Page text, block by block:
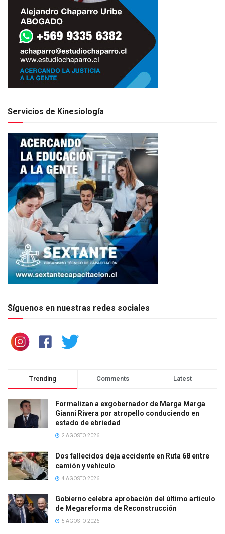
Servicios de Kinesiología
Síguenos en nuestras redes sociales
Trending Comments Latest
Formalizan a exgobernador de Marga Marga
Gianni Rivera por atropello conduciendo en
estado de ebriedad
2 AGOSTO 2026
Dos fallecidos deja accidente en Ruta 68 entre
camión y vehículo
4 AGOSTO 2026
Gobierno celebra aprobación del último artículo
de Megareforma de Reconstrucción
5 AGOSTO 2026